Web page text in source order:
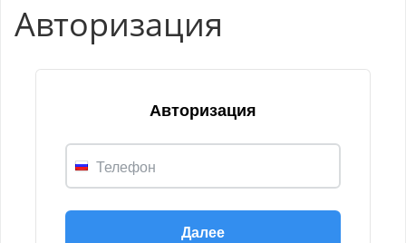
Авторизация
Авторизация
Телефон
Далее